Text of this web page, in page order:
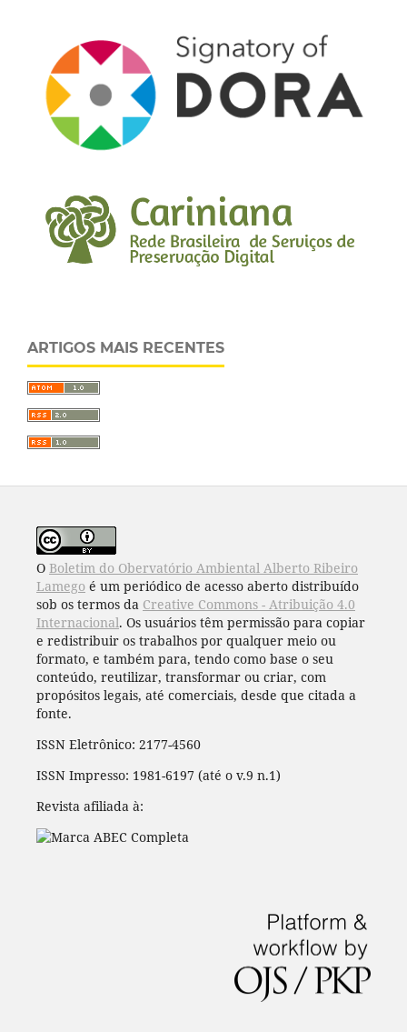
ARTIGOS MAIS RECENTES
O Boletim do Obervatório Ambiental Alberto Ribeiro
Lamego é um periódico de acesso aberto distribuído
sob os termos da Creative Commons - Atribuição 4.0
Internacional. Os usuários têm permissão para copiar
e redistribuir os trabalhos por qualquer meio ou
formato, e também para, tendo como base o seu
conteúdo, reutilizar, transformar ou criar, com
propósitos legais, até comerciais, desde que citada a
fonte.
ISSN Eletrônico: 2177-4560
ISSN Impresso: 1981-6197 (até o v.9 n.1)
Revista afiliada à: